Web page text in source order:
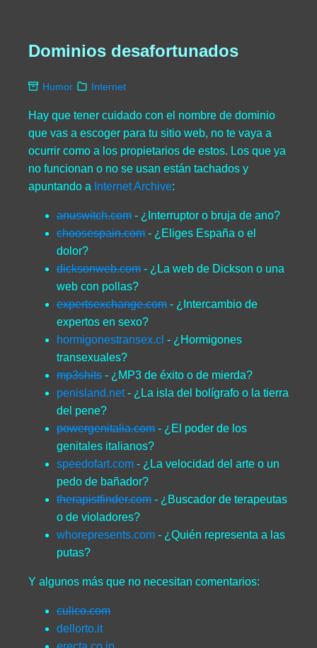
Dominios desafortunados
Humor Internet
Hay que tener cuidado con el nombre de dominio
que vas a escoger para tu sitio web, no te vaya a
ocurrir como a los propietarios de estos. Los que ya
no funcionan o no se usan están tachados y
apuntando a Internet Archive:
anuswitch.com - ¿Interruptor o bruja de ano?
choosespain.com - ¿Eliges España o el
dolor?
dicksonweb.com - ¿La web de Dickson o una
web con pollas?
expertsexchange.com - ¿Intercambio de
expertos en sexo?
hormigonestransex.cl - ¿Hormigones
transexuales?
mp3shits - ¿MP3 de éxito o de mierda?
penisland.net- ¿La isla del bolígrafo o la tierra
del pene?
powergenitalia.com - ¿El poder de los
genitales italianos?
speedofart.com - ¿La velocidad del arte o un
pedo de bañador?
therapistfinder.com - ¿Buscador de terapeutas
o de violadores?
whorepresents.com - ¿Quién representa a las
putas?
Y algunos más que no necesitan comentarios:
culico.com
dellorto.it